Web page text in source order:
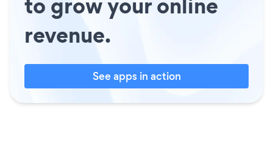
revenue.
See apps in action